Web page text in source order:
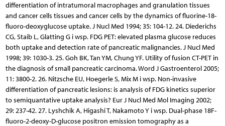
differentiation of intratumoral macrophages and granulation tissues
and cancer cells tissues and cancer cells by the dynamics of fluorine-18-
fluoro-deoxyglucose uptake. J Nucl Med 1994; 35: 104-12. 24. Diederichs
CG, Staib L, Glatting G i wsp. FDG PET: elevated plasma glucose reduces
both uptake and detection rate of pancreatic malignancies. J Nucl Med
1998; 39: 1030-3. 25. Goh BK, Tan YM, Chung YF. Utility of fusion CT-PET in
the diagnosis of small pancreatic carcinoma. Word J Gastroenterol 2005;
11: 3800-2. 26. Nitzsche EU, Hoegerle S, Mix M i wsp. Non-invasive
differentiation of pancreatic lesions: is analysis of FDG kinetics superior
to semiquantative uptake analysis? Eur J Nucl Med Mol Imaging 2002;
29: 237-42. 27. Lyshchik A, Higashi T, Nakamoto Y i wsp. Dual-phase 18F-
fluoro-2-deoxy-D-glucose positron emission tomography as a